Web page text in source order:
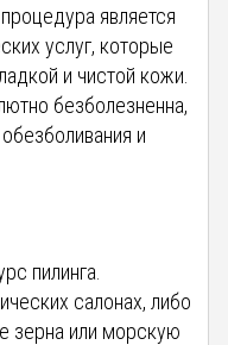
является
услуг, которые
и чистой кожи.
безболезненна,
и
пилинга.
салонах, либо
зерна или морскую